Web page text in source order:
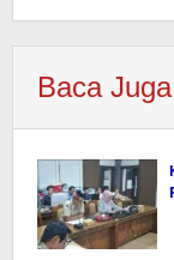
Baca Juga